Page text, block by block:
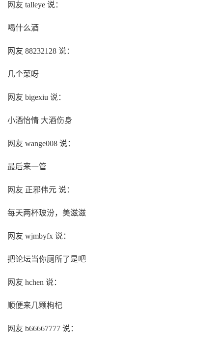
网友 talleye 说：
喝什么酒
网友 88232128 说：
几个菜呀
网友 bigexiu 说：
小酒怡情 大酒伤身
网友 wange008 说：
最后来一管
网友 正邪伟元 说：
每天两杯玻汾，美滋滋
网友 wjmbyfx 说：
把论坛当你厕所了是吧
网友 hchen 说：
顺便来几颗枸杞
网友 b66667777 说：